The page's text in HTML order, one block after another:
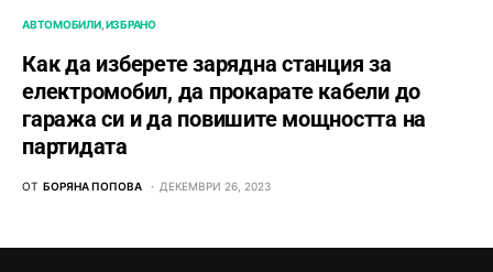
АВТОМОБИЛИ ИЗБРАНО
Как да изберете зарядна станция за
електромобил, да прокарате кабели до
гаража си и да повишите мощността на
партидата
ОТ БОРЯНА ПОПОВА ДЕКЕМВРИ 26, 2023